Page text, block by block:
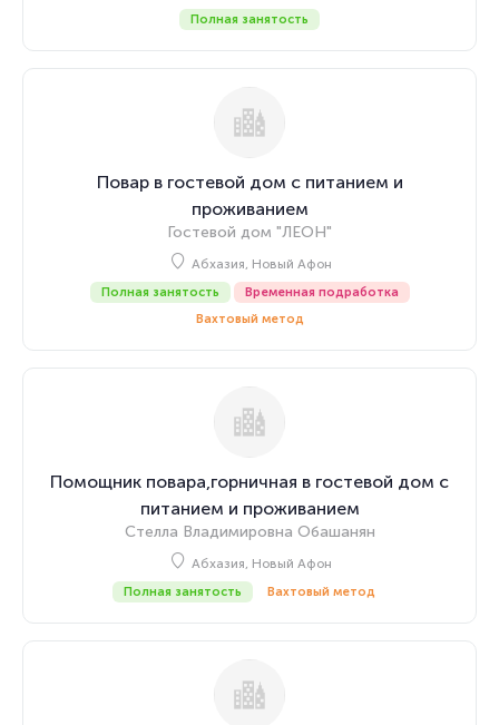
Полная занятость
Повар в гостевой дом с питанием и
проживанием
Гостевой дом "ЛЕОН"
Абхазия, Новый Афон
Полная занятость
Временная подработка
Вахтовый метод
Помощник повара,горничная в гостевой дом с
питанием и проживанием
Стелла Владимировна Обашанян
Абхазия, Новый Афон
Полная занятость Вахтовый метод